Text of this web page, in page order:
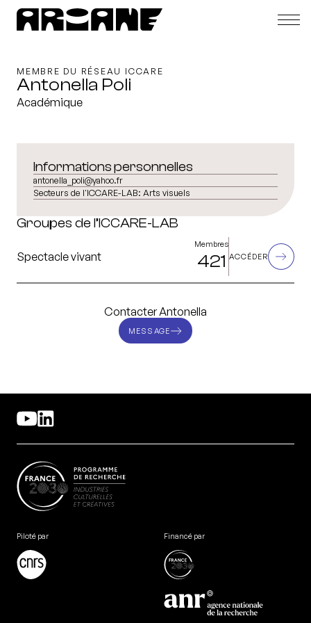
MEMBRE DU RÉSEAU ICCARE
Antonella Poli
Académique
Informations personnelles
antonella_poli@yahoo.fr
Secteurs de l'ICCARE-LAB: Arts visuels
Groupes de l’ICCARE-LAB
Spectacle vivant
Membres
421 ACCÉDER
Contacter Antonella
MESSAGE
Piloté par Financé par